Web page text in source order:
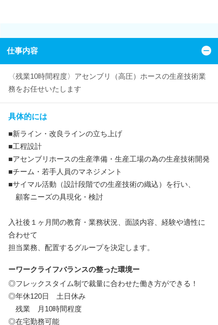
仕事内容
〈残業10時間程度〉アセンブリ（高圧）ホースの生産技術業
務をお任せいたします
具体的には
■新ライン・改良ラインの立ち上げ
■工程設計
■アセンブリホースの生産準備・生産工場の為の生産技術開発
■チーム・若手人員のマネジメント
■サイマル活動（設計段階での生産技術の織込）を行い、
顧客ニーズの具現化・検討
入社後１ヶ月間の教育・業務状況、面談内容、経験や適性に
合わせて
担当業務、配置するグループを決定します。
ーワークライフバランスの整った環境ー
◎フレックスタイム制で裁量に合わせた働き方ができる！
◎年休120日 土日休み
残業 月10時間程度
◎在宅勤務可能